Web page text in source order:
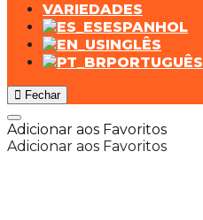
VARIEDADES
ESPANHOL
INGLÊS
PORTUGUÊS
Fechar
Adicionar aos Favoritos
Adicionar aos Favoritos